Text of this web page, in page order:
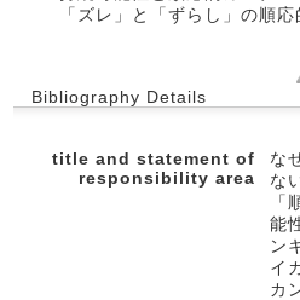
「ズレ」と「ずらし」の順
Bibliography Details
title and statement of
responsibility area
な
な
「
能
ン
イ
カ